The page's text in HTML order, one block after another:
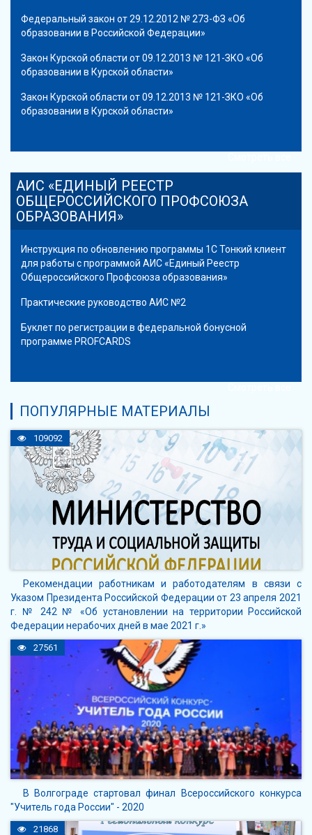
Федеральный закон от 29.12.2012 № 273-ФЗ «Об
образовании в Российской Федерации»
Закон Курской области от 09.12.2013 № 121-ЗКО «Об
образовании в Курской области»
Закон Курской области от 09.12.2013 № 121-ЗКО «Об
образовании в Курской области»
АИС «ЕДИНЫЙ РЕЕСТР
ОБЩЕРОССИЙСКОГО ПРОФСОЮЗА
ОБРАЗОВАНИЯ»
Инструкция по обновлению программы 1С Тонкий клиент
для работы с программой АИС «Единый Реестр
Общероссийского Профсоюза образования»
Практические руководство АИС №2
Буклет по регистрации в федеральной бонусной
программе PROFCARDS
ПОПУЛЯРНЫЕ МАТЕРИАЛЫ
109092
Рекомендации работникам и работодателям в связи с
Указом Президента Российской Федерации от 23 апреля 2021
г. № 242 № «Об установлении на территории Российской
Федерации нерабочих дней в мае 2021 г.»
27561
В Волгограде стартовал финал Всероссийского конкурса
"Учитель года России" - 2020
21868